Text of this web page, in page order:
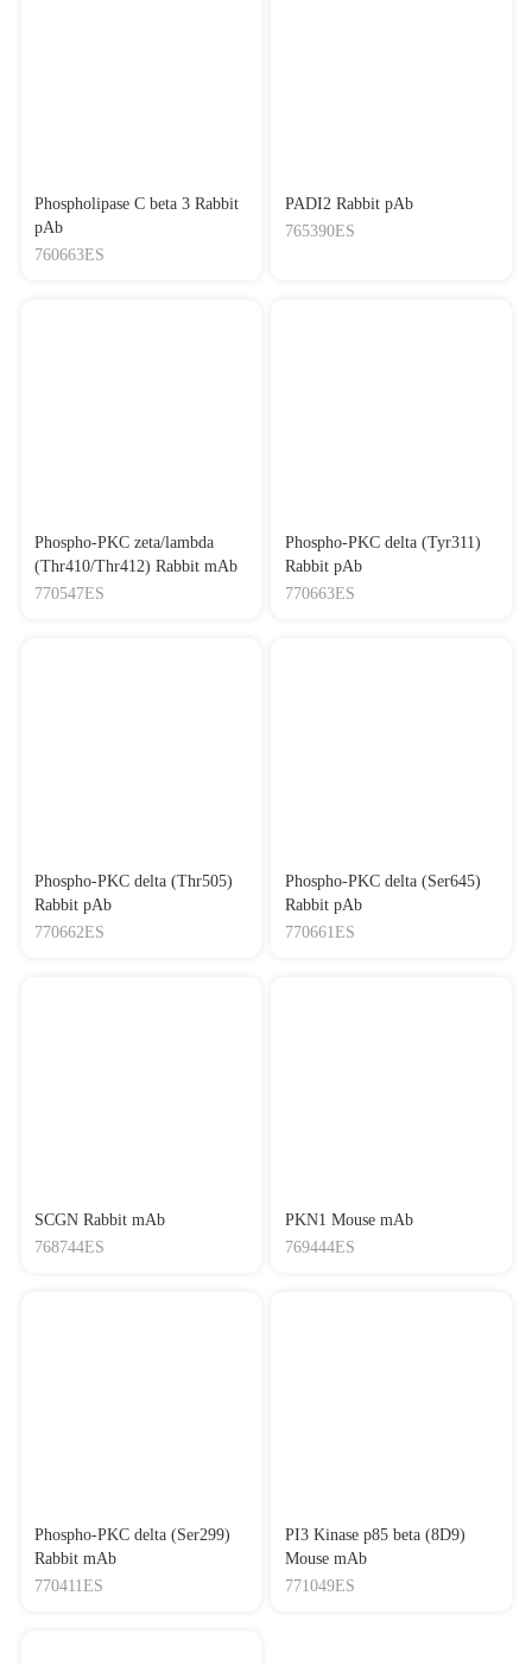
Phospholipase C beta 3 Rabbit
pAb
760663ES
PADI2 Rabbit pAb
765390ES
Phospho-PKC zeta/lambda
(Thr410/Thr412) Rabbit mAb
770547ES
Phospho-PKC delta (Tyr311)
Rabbit pAb
770663ES
Phospho-PKC delta (Thr505)
Rabbit pAb
770662ES
Phospho-PKC delta (Ser645)
Rabbit pAb
770661ES
SCGN Rabbit mAb
768744ES
PKN1 Mouse mAb
769444ES
Phospho-PKC delta (Ser299)
Rabbit mAb
770411ES
PI3 Kinase p85 beta (8D9)
Mouse mAb
771049ES